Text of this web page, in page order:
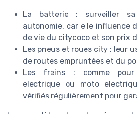
La batterie : surveiller
autonomie, car elle influence
de vie du citycoco et son prix
Les pneus et roues city : leur
de routes empruntées et du
Les freins : comme
electrique ou moto
vérifiés régulièrement pour